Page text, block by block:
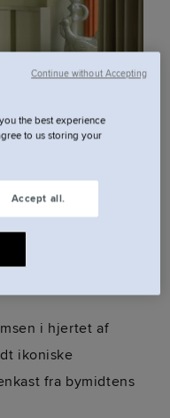
i hjertet af
ikoniske
fra bymidtens
the best experience
to us storing your
Accept all.
Continue without Accepting